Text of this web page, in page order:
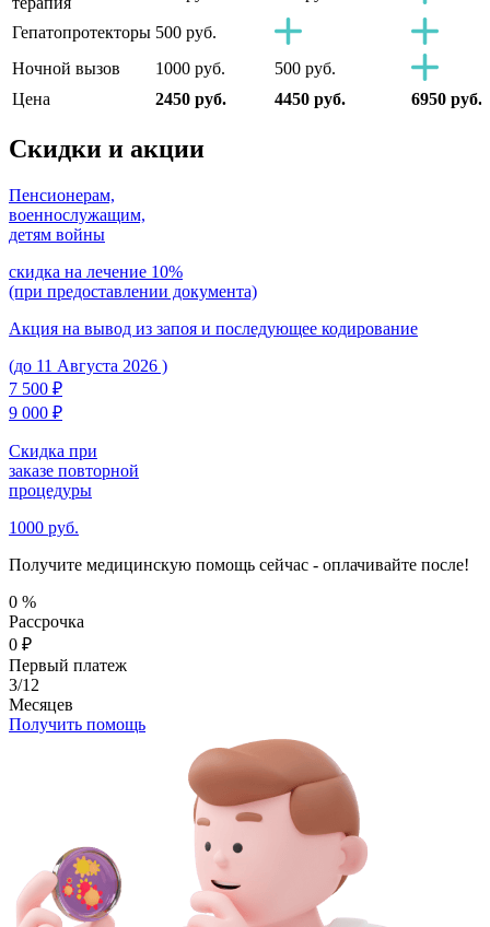
Гепатопротекторы 500 руб.
Ночной вызов
1000 руб.
500 руб.
Цена
2450 руб. 4450 руб. 6950 руб.
Скидки и акции
Пенсионерам,
военнослужащим,
детям войны
скидка на лечение 10%
(при предоставлении документа)
Акция на вывод из запоя и последующее кодирование
(до 11 Августа 2026 )
7 500 ₽
9 000 ₽
Скидка при
заказе повторной
процедуры
1000 руб.
Получите медицинскую помощь сейчас - оплачивайте после!
0 %
Рассрочка
0 ₽
Первый платеж
3/12
Месяцев
Получить помощь